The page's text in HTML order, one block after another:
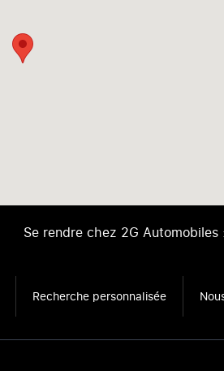
Se rendre chez 2G Automobiles
Recherche personnalisée